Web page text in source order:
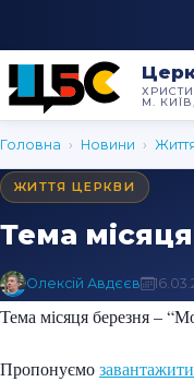
М.
Головна › Новини ›
ЖИТТЯ ЦЕРКВИ
Тема
Олексій Авдєєв
Тема місяця березня –
Пропонуємо